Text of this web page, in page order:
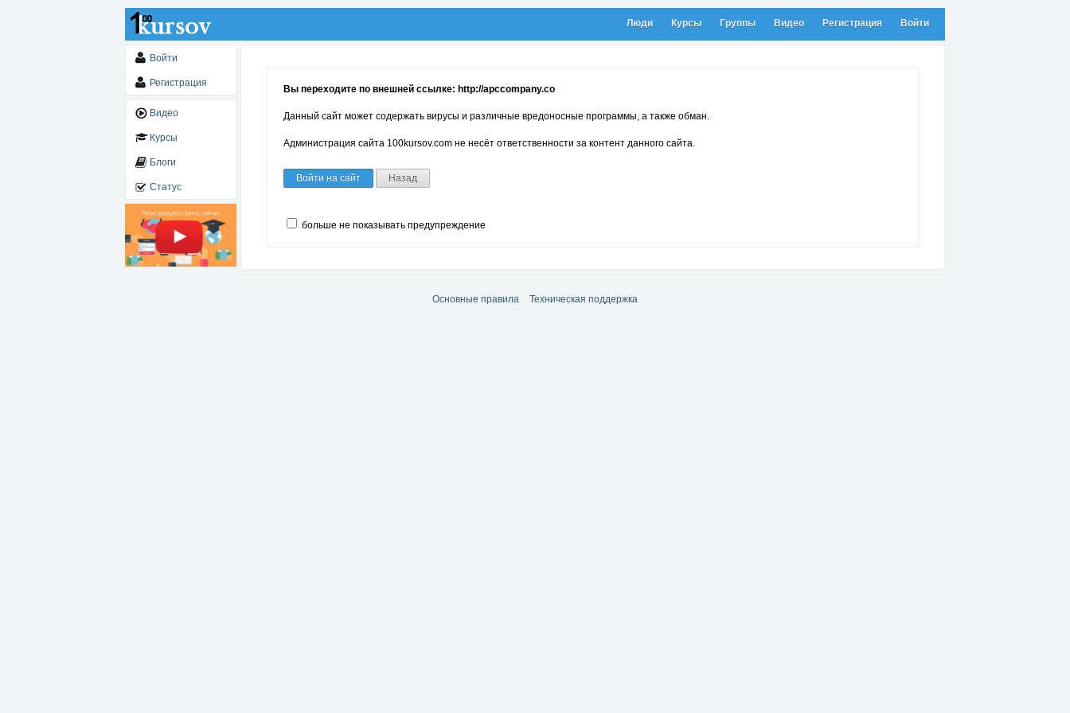
Люди Курсы Группы Видео Регистрация Войти
Войти
Регистрация
Видео
Курсы
Блоги
Статус
Вы переходите по внешней ссылке: http://apccompany.co
Данный сайт может содержать вирусы и различные вредоносные программы, а также обман.
Администрация сайта 100kursov.com не несёт ответственности за контент данного сайта.
Войти на сайт Назад
больше не показывать предупреждение
Основные правила Техническая поддержка